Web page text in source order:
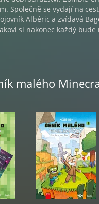
Společně se vydají na
Albéric a zvídavá
si nakonec každý
malého